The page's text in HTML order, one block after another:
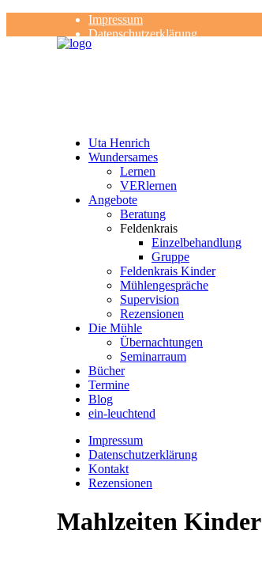
Impressum
Datenschutzerklärung
Kontakt
Uta Henrich
Wundersames
Lernen
VERlernen
Angebote
Beratung
Feldenkrais
Einzelbehandlung
Gruppe
Feldenkrais Kinder
Mühlengespräche
Supervision
Rezensionen
Die Mühle
Übernachtungen
Seminarraum
Bücher
Termine
Blog
ein-leuchtend
Impressum
Datenschutzerklärung
Kontakt
Rezensionen
Mahlzeiten Kinder